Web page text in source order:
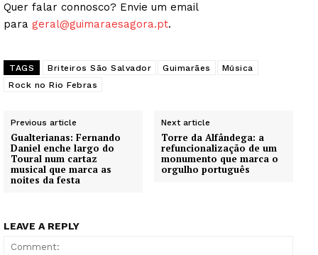
Quer falar connosco? Envie um email
para geral@guimaraesagora.pt.
TAGS Briteiros São Salvador Guimarães
Música
Rock no Rio Febras
Previous article
Gualterianas: Fernando
Daniel enche largo do
Toural num cartaz
musical que marca as
noites da festa
Next article
Torre da Alfândega: a
refuncionalização de um
monumento que marca o
orgulho português
LEAVE A REPLY